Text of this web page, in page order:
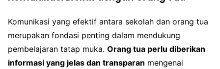
Komunikasi yang efektif antara sekolah dan orang tua
merupakan fondasi penting dalam mendukung
pembelajaran tatap muka. Orang tua perlu diberikan
informasi yang jelas dan transparan mengenai